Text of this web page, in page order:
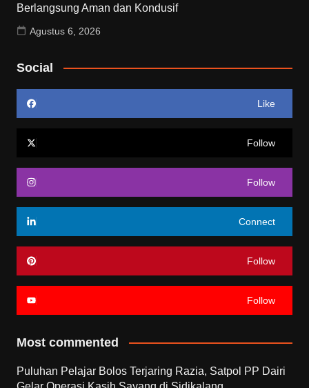
Berlangsung Aman dan Kondusif
Agustus 6, 2026
Social
Like
Follow
Follow
Connect
Follow
Follow
Most commented
Puluhan Pelajar Bolos Terjaring Razia, Satpol PP Dairi